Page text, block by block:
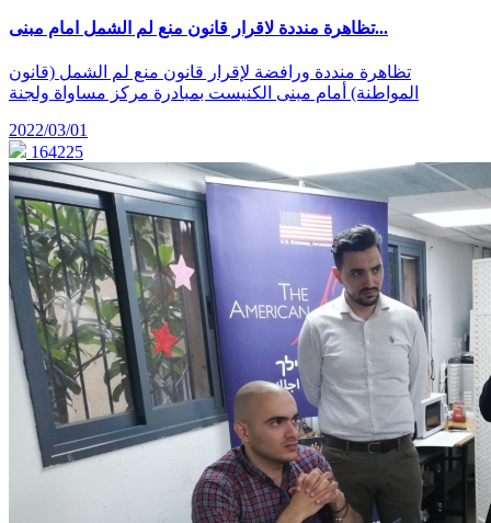
تظاهرة منددة لاقرار قانون منع لم الشمل امام مبنى...
تظاهرة منددة ورافضة لإقرار قانون منع لم الشمل (قانون
المواطنة) أمام مبنى الكنيست بمبادرة مركز مساواة ولجنة
2022/03/01
164225